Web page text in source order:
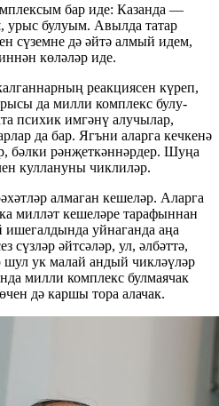
бар иде: Казанда —
урыс булуым. Авылда татар
сүземне дә әйтә алмый идем,
көләләр иде.
реакциясен күреп,
да милли комплекс булу-
психик имгәнү алучылар,
да бар. Ягъни аларга кечкенә
бәлки рәнҗеткәннәрдер. Шуңа
куллануны чиклиләр.
алмаган кешеләр. Аларга
милләт кешеләре тарафыннан
уйнаганда аңа
әйтсәләр, ул, әлбәттә,
ук малай андый чикләүләр
милли комплекс булмаячак
дә каршы тора алачак.